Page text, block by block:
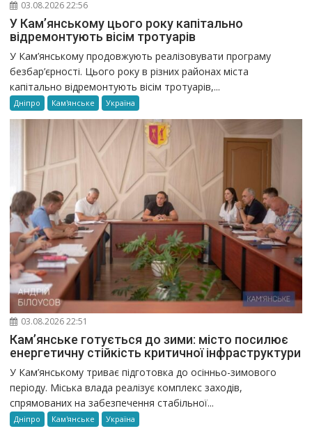
03.08.2026 22:56
У Кам’янському цього року капітально
відремонтують вісім тротуарів
У Кам’янському продовжують реалізовувати програму
безбар’єрності. Цього року в різних районах міста
капітально відремонтують вісім тротуарів,...
Дніпро Кам'янське Україна
03.08.2026 22:51
Кам’янське готується до зими: місто посилює
енергетичну стійкість критичної інфраструктури
У Кам’янському триває підготовка до осінньо-зимового
періоду. Міська влада реалізує комплекс заходів,
спрямованих на забезпечення стабільної...
Дніпро Кам'янське Україна